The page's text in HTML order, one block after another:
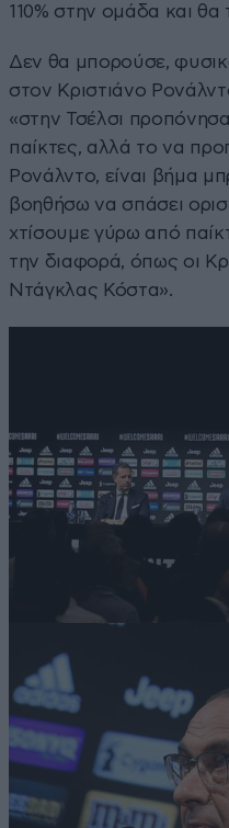
110% στην ομάδα και
Δεν θα μπορούσε,
στον Κριστιάνο
«στην Τσέλσι
παίκτες, αλλά το να
Ρονάλντο, είναι βήμα
βοηθήσω να σπάσει
χτίσουμε γύρω από
την διαφορά, όπως οι
Ντάγκλας Κόστα».